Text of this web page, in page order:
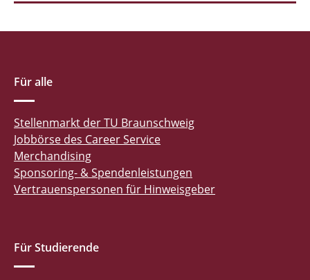
Für alle
Stellenmarkt der TU Braunschweig
Jobbörse des Career Service
Merchandising
Sponsoring- & Spendenleistungen
Vertrauenspersonen für Hinweisgeber
Für Studierende